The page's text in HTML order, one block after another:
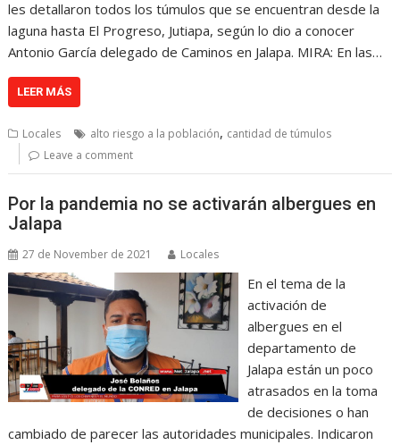
les detallaron todos los túmulos que se encuentran desde la
laguna hasta El Progreso, Jutiapa, según lo dio a conocer
Antonio García delegado de Caminos en Jalapa. MIRA: En las…
LEER MÁS
Locales alto riesgo a la población, cantidad de túmulos
Leave a comment
Por la pandemia no se activarán albergues en
Jalapa
27 de November de 2021 Locales
En el tema de la
activación de
albergues en el
departamento de
Jalapa están un poco
atrasados en la toma
de decisiones o han
cambiado de parecer las autoridades municipales. Indicaron